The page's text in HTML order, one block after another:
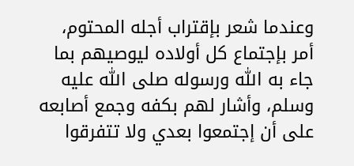
وعندما شعر بإقتراب أجله المحتوم،
أمر بإجتماع كل أولاده ليوصيهم بما
جاء به الله ورسوله صلى الله عليه
وسلم، وأشار لهم بكفه وجمع أصابعه
على أن إجتمعوا بعدي ولا تتفرقوا